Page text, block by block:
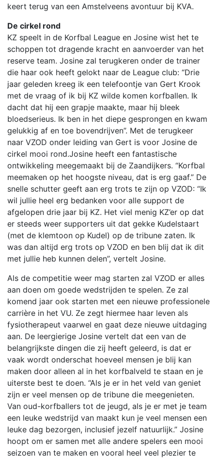
keert terug van een Amstelveens avontuur bij KVA.
De cirkel rond
KZ speelt in de Korfbal League en Josine wist het te
schoppen tot dragende kracht en aanvoerder van het
reserve team. Josine zal terugkeren onder de trainer
die haar ook heeft gelokt naar de League club: “Drie
jaar geleden kreeg ik een telefoontje van Gert Krook
met de vraag of ik bij KZ wilde komen korfballen. Ik
dacht dat hij een grapje maakte, maar hij bleek
bloedserieus. Ik ben in het diepe gesprongen en kwam
gelukkig af en toe bovendrijven”. Met de terugkeer
naar VZOD onder leiding van Gert is voor Josine de
cirkel mooi rond.Josine heeft een fantastische
ontwikkeling meegemaakt bij de Zaandijkers. “Korfbal
meemaken op het hoogste niveau, dat is erg gaaf.” De
snelle schutter geeft aan erg trots te zijn op VZOD: “Ik
wil jullie heel erg bedanken voor alle support de
afgelopen drie jaar bij KZ. Het viel menig KZ’er op dat
er steeds weer supporters uit dat gekke Kudelstaart
(met de klemtoon op Kudel) op de tribune zaten. Ik
was dan altijd erg trots op VZOD en ben blij dat ik dit
met jullie heb kunnen delen”, vertelt Josine.
Als de competitie weer mag starten zal VZOD er alles
aan doen om goede wedstrijden te spelen. Ze zal
komend jaar ook starten met een nieuwe professionele
carrière in het VU. Ze zegt hiermee haar leven als
fysiotherapeut vaarwel en gaat deze nieuwe uitdaging
aan. De leergierige Josine vertelt dat een van de
belangrijkste dingen die zij heeft geleerd, is dat er
vaak wordt onderschat hoeveel mensen je blij kan
maken door alleen al in het korfbalveld te staan en je
uiterste best te doen. “Als je er in het veld van geniet
zijn er veel mensen op de tribune die meegenieten.
Van oud-korfballers tot de jeugd, als je er met je team
een leuke wedstrijd van maakt kun je veel mensen een
leuke dag bezorgen, inclusief jezelf natuurlijk.” Josine
hoopt om er samen met alle andere spelers een mooi
seizoen van te maken en vooral heel veel plezier te